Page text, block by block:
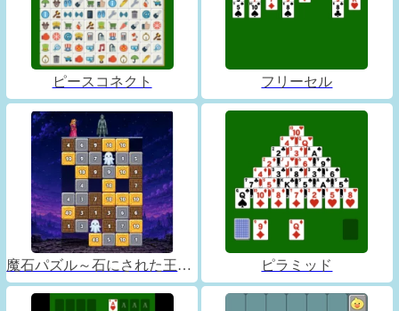
ピースコネクト フリーセル
魔石パズル～石にされた王子～ ピラミッド